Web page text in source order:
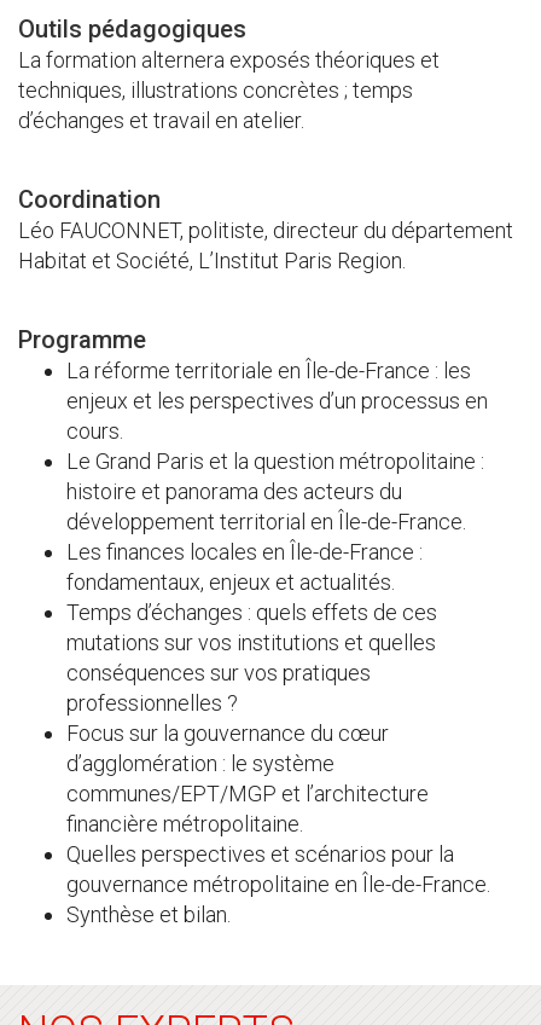
Outils pédagogiques
La formation alternera exposés théoriques et
techniques, illustrations concrètes ; temps
d’échanges et travail en atelier.
Coordination
Léo FAUCONNET, politiste, directeur du département
Habitat et Société, L’Institut Paris Region.
Programme
La réforme territoriale en Île-de-France : les
enjeux et les perspectives d’un processus en
cours.
Le Grand Paris et la question métropolitaine :
histoire et panorama des acteurs du
développement territorial en Île-de-France.
Les finances locales en Île-de-France :
fondamentaux, enjeux et actualités.
Temps d’échanges : quels effets de ces
mutations sur vos institutions et quelles
conséquences sur vos pratiques
professionnelles ?
Focus sur la gouvernance du cœur
d’agglomération : le système
communes/EPT/MGP et l’architecture
financière métropolitaine.
Quelles perspectives et scénarios pour la
gouvernance métropolitaine en Île-de-France.
Synthèse et bilan.